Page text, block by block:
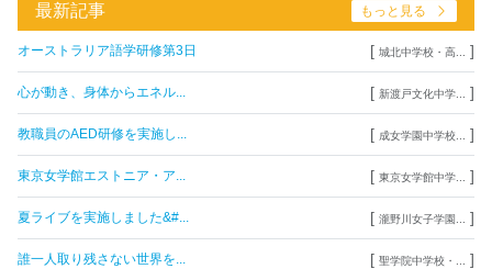
最新記事 もっと見る
オーストラリア語学研修第3日 [ 城北中学校・高... ]
心が動き、身体からエネル... [ 新渡戸文化中学... ]
教職員のAED研修を実施し... [ 成女学園中学校... ]
東京女学館エストニア・ア... [ 東京女学館中学... ]
夏ライブを実施しました&#... [ 瀧野川女子学園... ]
誰一人取り残さない世界を... [ 聖学院中学校・... ]